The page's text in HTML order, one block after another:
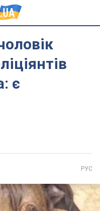
є
РУС